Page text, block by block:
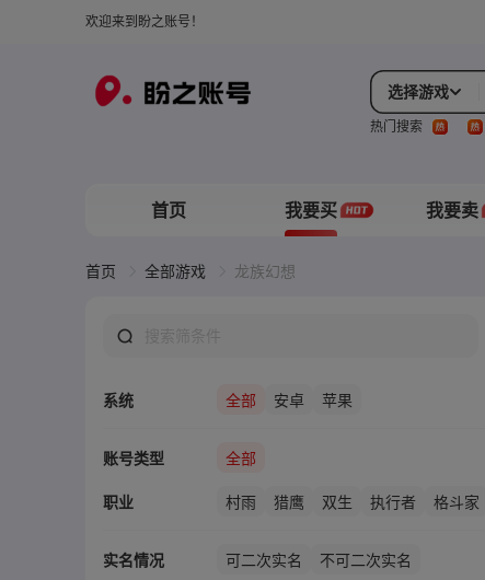
欢迎来到盼之账号！
选择游戏
热门搜索
首页 我要买 我要卖
首页 全部游戏 龙族幻想
系统 全部 安卓 苹果
账号类型 全部
职业 村雨 猎鹰 双生 执行者 格斗家
实名情况 可二次实名 不可二次实名